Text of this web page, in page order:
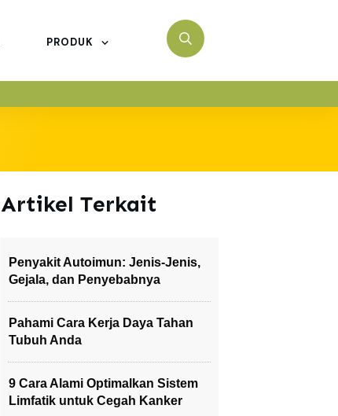
PRODUK
Artikel Terkait
Penyakit Autoimun: Jenis-Jenis,
Gejala, dan Penyebabnya
Pahami Cara Kerja Daya Tahan
Tubuh Anda
9 Cara Alami Optimalkan Sistem
Limfatik untuk Cegah Kanker